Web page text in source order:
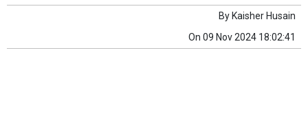
By Kaisher Husain
On 09 Nov 2024 18:02:41